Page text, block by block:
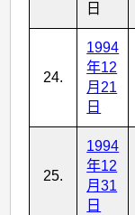
日
24.
1994
年12
月21
日
25.
1994
年12
月31
日